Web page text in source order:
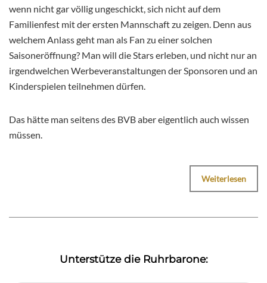
wenn nicht gar völlig ungeschickt, sich nicht auf dem
Familienfest mit der ersten Mannschaft zu zeigen. Denn aus
welchem Anlass geht man als Fan zu einer solchen
Saisoneröffnung? Man will die Stars erleben, und nicht nur an
irgendwelchen Werbeveranstaltungen der Sponsoren und an
Kinderspielen teilnehmen dürfen.
Das hätte man seitens des BVB aber eigentlich auch wissen
müssen.
Weiterlesen
Unterstütze die Ruhrbarone: